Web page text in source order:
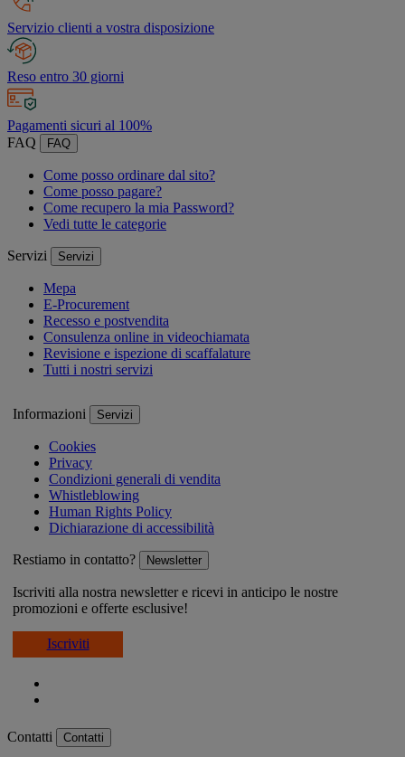
Servizio clienti a vostra disposizione
Reso entro 30 giorni
Pagamenti sicuri al 100%
FAQ
FAQ
Come posso ordinare dal sito?
Come posso pagare?
Come recupero la mia Password?
Vedi tutte le categorie
Servizi Servizi
Mepa
E-Procurement
Recesso e postvendita
Consulenza online in videochiamata
Revisione e ispezione di scaffalature
Tutti i nostri servizi
Informazioni Servizi
Cookies
Privacy
Condizioni generali di vendita
Whistleblowing
Human Rights Policy
Dichiarazione di accessibilità
Restiamo in contatto? Newsletter
Iscriviti alla nostra newsletter e ricevi in anticipo le nostre
promozioni e offerte esclusive!
Iscriviti
Contatti Contatti